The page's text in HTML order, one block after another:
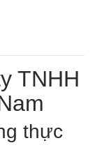
TNHH
thực